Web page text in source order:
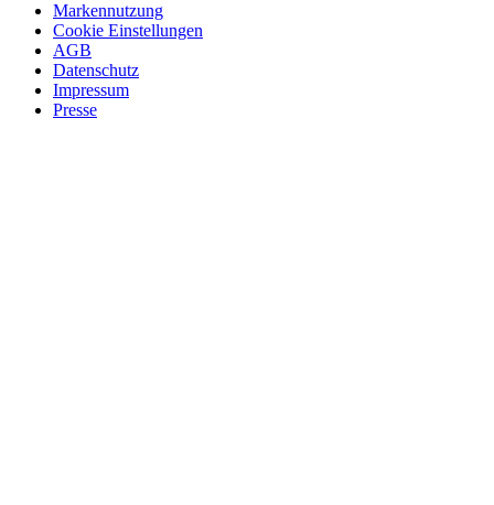
Markennutzung
Cookie Einstellungen
AGB
Datenschutz
Impressum
Presse